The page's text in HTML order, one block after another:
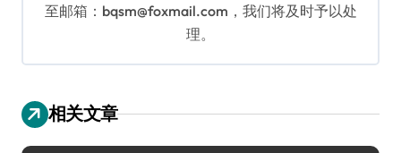
至邮箱：bqsm@foxmail.com，我们将及时予以处
理。
相关文章